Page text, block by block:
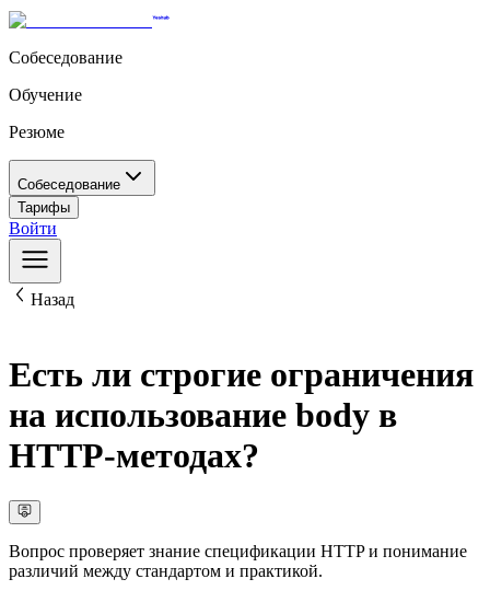
Собеседование
Обучение
Резюме
Собеседование
Тарифы
Войти
Назад
Есть ли строгие ограничения
на использование body в
HTTP-методах?
Вопрос проверяет знание спецификации HTTP и понимание
различий между стандартом и практикой.